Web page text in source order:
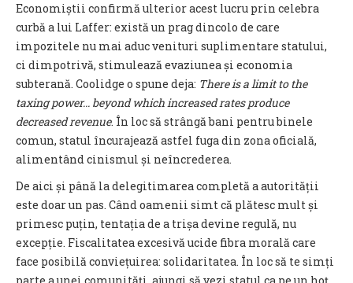
Economiștii confirmă ulterior acest lucru prin celebra
curbă a lui Laffer: există un prag dincolo de care
impozitele nu mai aduc venituri suplimentare statului,
ci dimpotrivă, stimulează evaziunea și economia
subterană. Coolidge o spune deja: There is a limit to the
taxing power... beyond which increased rates produce
decreased revenue. În loc să strângă bani pentru binele
comun, statul încurajează astfel fuga din zona oficială,
alimentând cinismul și neîncrederea.
De aici și până la delegitimarea completă a autorității
este doar un pas. Când oamenii simt că plătesc mult și
primesc puțin, tentația de a trișa devine regulă, nu
excepție. Fiscalitatea excesivă ucide fibra morală care
face posibilă conviețuirea: solidaritatea. În loc să te simți